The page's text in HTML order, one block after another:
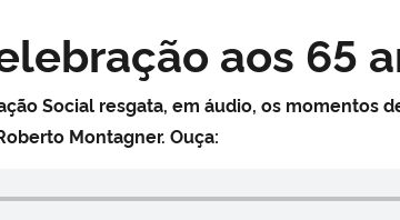
aos 65
Social resgata, em áudio, os momentos
Montagner. Ouça: